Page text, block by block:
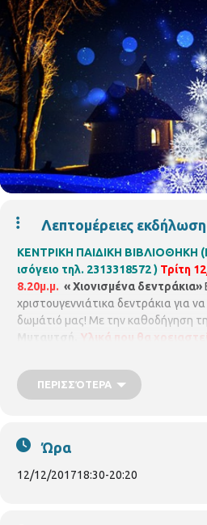
Λεπτομέρειες
ΚΕΝΤΡΙΚΗ ΠΑΙΔΙΚΗ ΒΙΒΛΙΟΘΗΚΗ
ισόγειο τηλ. 2313318572 ) Τρίτη
8.20μ.μ. « Χιονισμένα δεντράκια»
χριστουγεννιάτικα δεντράκια για
δωμάτιό μας! Με την καθοδήγηση
Μυταυτσή.
Υλικά που θα
από υφάσματα. Για παιδιά 7 – 12
μέχρι 15 άτομα.
ΠΕΡΙΣΣΌΤΕΡΑ
Ώρα
12/12/201718:30-20:20